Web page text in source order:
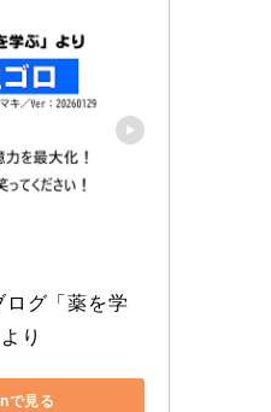
グ「薬を学
り
で見る